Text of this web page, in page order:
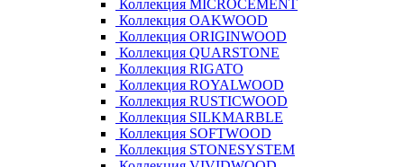
Коллекция MICROCEMENT
Коллекция OAKWOOD
Коллекция ORIGINWOOD
Коллекция QUARSTONE
Коллекция RIGATO
Коллекция ROYALWOOD
Коллекция RUSTICWOOD
Коллекция SILKMARBLE
Коллекция SOFTWOOD
Коллекция STONESYSTEM